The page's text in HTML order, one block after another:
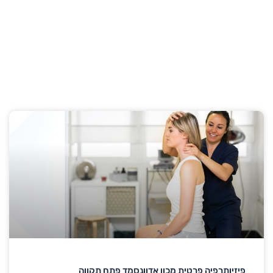
פיזיותרפיה פרטית מכון אדוונסמד פתח תקווה